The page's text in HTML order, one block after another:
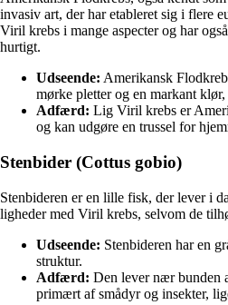
invasiv art, der har etableret sig i flere
Viril krebs i mange aspecter og har
hurtigt.
Udseende: Amerikansk
mørke pletter og en markant
Adfærd: Lig Viril krebs er
og kan udgøre en trussel for
Stenbider (Cottus gobio)
Stenbideren er en lille fisk, der lever i
ligheder med Viril krebs, selvom de
Udseende: Stenbideren har en
struktur.
Adfærd: Den lever nær bunden
primært af smådyr og insekter,